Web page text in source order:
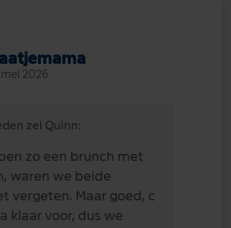
mei 2026
zei Quinn:
zo een brunch met
waren we beide
vergeten. Maar goed, c
klaar voor, dus we